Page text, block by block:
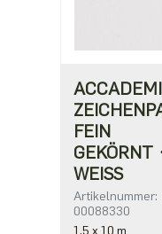
FEIN
GEKÖRNT
WEISS
Artikelnummer:
00088330
1,5 x 10 m